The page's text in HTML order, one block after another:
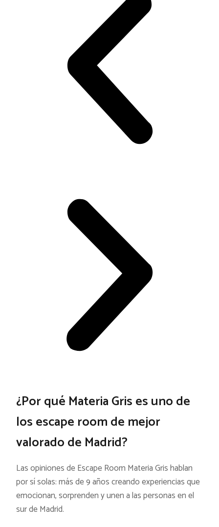
¿Por qué Materia Gris es uno de
los escape room de mejor
valorado de Madrid?
Las opiniones de Escape Room Materia Gris hablan
por sí solas: más de 9 años creando experiencias que
emocionan, sorprenden y unen a las personas en el
sur de Madrid.